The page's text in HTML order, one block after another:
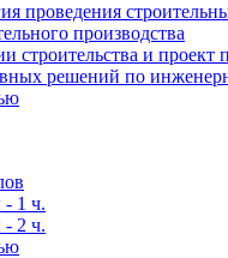
проведения
производства
строительства и проект
решений по
1 ч.
2 ч.